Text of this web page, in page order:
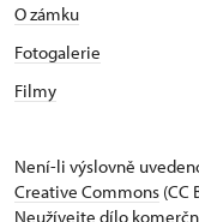
O zámku
Fotogalerie
Filmy
Není-li výslovně
Creative Commons (CC
Neužívejte dílo